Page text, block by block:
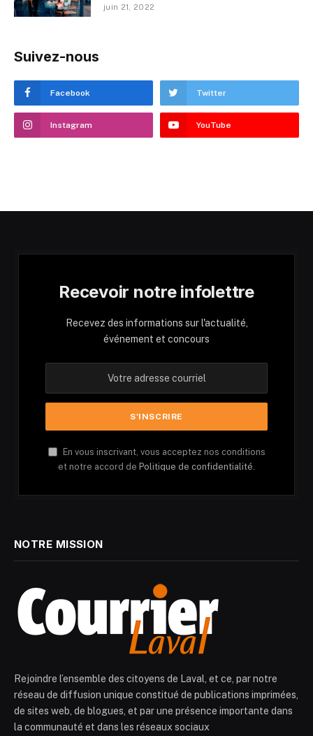
juin 21, 2022
Suivez-nous
Facebook Twitter
Instagram YouTube
Recevoir notre infolettre
Recevez des informations sur l'actualité,
événement et concours
En vous inscrivant, vous acceptez nos conditions
et notre accord de Politique de confidentialité.
NOTRE MISSION
Rejoindre l’ensemble des citoyens de Laval, et ce, par notre
réseau de diffusion unique constitué de publications imprimées,
de sites web, de blogues, et par une présence importante dans
la communauté et dans les réseaux sociaux